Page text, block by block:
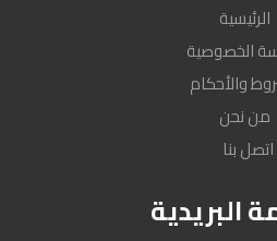
الرئيسية
الخصوصية
والأحكام
من نحن
اتصل بنا
البريدية